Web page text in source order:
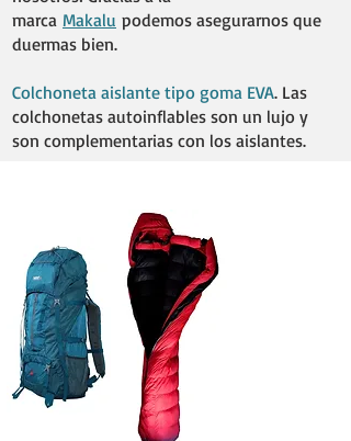
marca Makalu podemos asegurarnos que
duermas bien. ​
Colchoneta aislante tipo goma EVA. Las
colchonetas autoinflables son un lujo y
son complementarias con los aislantes.
Despreocupate